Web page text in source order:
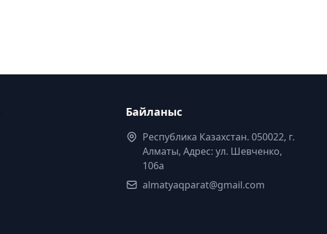
Байланыс
Республика Казахстан. 050022, г.
Алматы, Адрес: ул. Шевченко,
106а
almatyaqparat@gmail.com